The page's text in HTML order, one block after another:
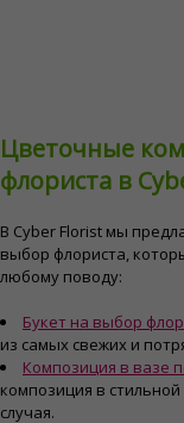
Цветочные
флориста в
В Cyber ​​Florist мы
выбор флориста,
любому поводу:
Букет на выбор
из самых свежих и
Композиция в вазе
композиция в
случая.